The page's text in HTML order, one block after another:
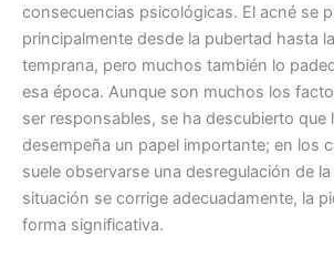
consecuencias psicológicas. El acné se
principalmente desde la pubertad hasta
temprana, pero muchos también lo
esa época. Aunque son muchos los
ser responsables, se ha descubierto que
desempeña un papel importante; en los
suele observarse una desregulación de la
situación se corrige adecuadamente, la
forma significativa.